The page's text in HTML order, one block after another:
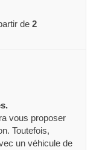
de 2
vous proposer
Toutefois,
un véhicule de